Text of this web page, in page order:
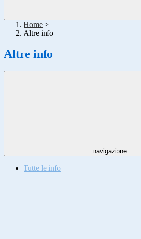
Home >
Altre info
Altre info
navigazione
Tutte le info